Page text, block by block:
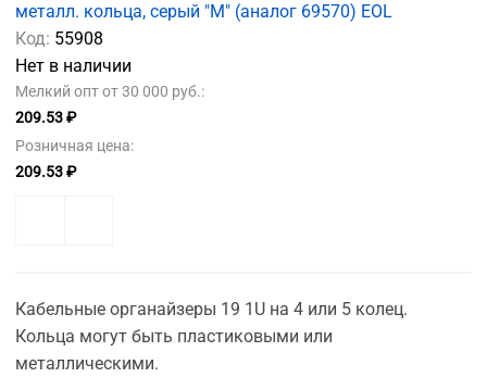
металл. кольца, серый "М" (аналог 69570) EOL
Код: 55908
Нет в наличии
Мелкий опт от 30 000 руб.:
209.53 ₽
Розничная цена:
209.53 ₽
Кабельные органайзеры 19 1U на 4 или 5 колец.
Кольца могут быть пластиковыми или
металлическими.